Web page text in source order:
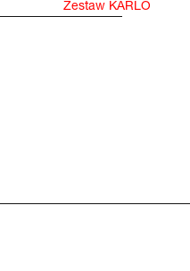
Zestaw KARLO